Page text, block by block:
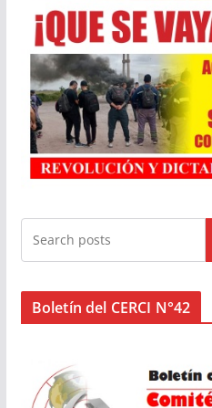
Boletín del CERCI N°42